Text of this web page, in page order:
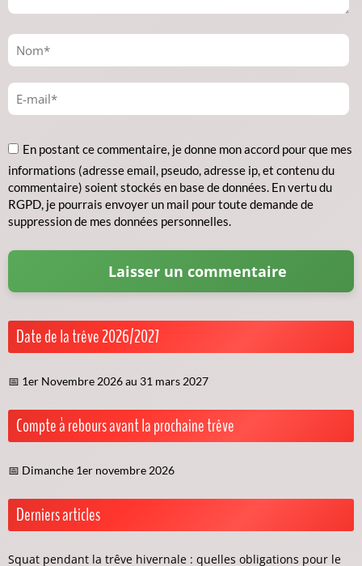
En postant ce commentaire, je donne mon accord pour que mes
informations (adresse email, pseudo, adresse ip, et contenu du
commentaire) soient stockés en base de données. En vertu du
RGPD, je pourrais envoyer un mail pour toute demande de
suppression de mes données personnelles.
Date de la trêve 2026/2027
📅 1er Novembre 2026 au 31 mars 2027
Compte à rebours avant la prochaine trêve
📅 Dimanche 1er novembre 2026
Derniers articles
Squat pendant la trêve hivernale : quelles obligations pour le